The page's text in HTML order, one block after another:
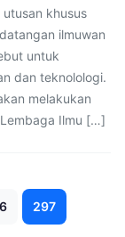
khusus
ilmuwan
untuk
dan teknolologi.
melakukan
Ilmu […]
297